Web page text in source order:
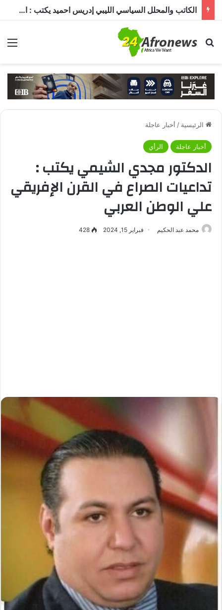
الكاتب والمحلل السياسي الليبي إدريس احميد يكتب : الكاميرون في ظل غياب بول بيا… قراءة في المشهد وأسباب الغياب ومآلات الأوضاع
بحث عن
الرئيسية / أخبار عاجلة
أخبار عاجلة الرأي
الدكتور مجدي الشيمي يكتب :
تداعيات الصراع في القرن الإفريقي
علي الوطن العربي
محمد عبد الحكيم فبراير 15, 2024 428